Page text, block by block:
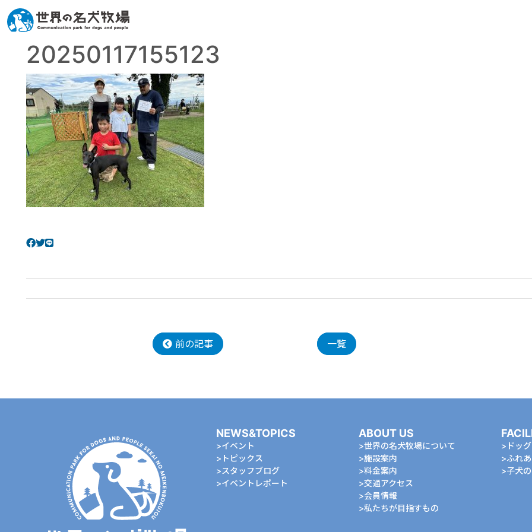
20250117155123
前の記事 一覧
NEWS&TOPICS
イベント
トピックス
スタッフブログ
イベントレポート
ABOUT US
世界の名犬牧場について
施設案内
料金案内
交通アクセス
会員情報
私たちが⽬指すもの
ドッ
ふれ
⼦⽝